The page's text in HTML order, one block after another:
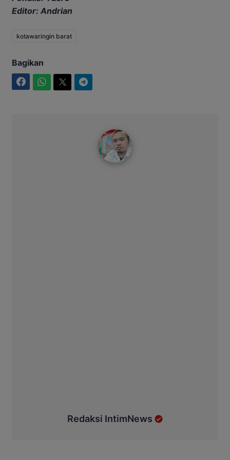
Editor: Andrian
kotawaringin barat
Bagikan
Redaksi IntimNews